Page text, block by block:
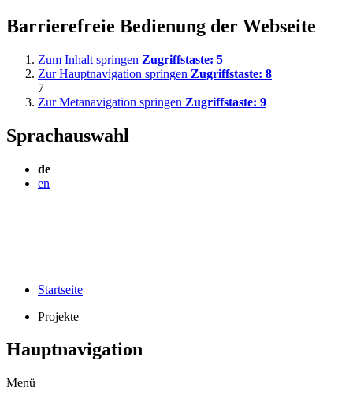
Barrierefreie Bedienung der Webseite
Zum Inhalt springen Zugriffstaste: 5
Zur Hauptnavigation springen Zugriffstaste: 8
7
Zur Metanavigation springen Zugriffstaste: 9
Sprachauswahl
de
en
Startseite
Projekte
Hauptnavigation
Menü